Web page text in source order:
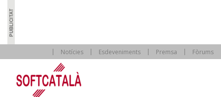
Notícies Esdeveniments Premsa Fòrums